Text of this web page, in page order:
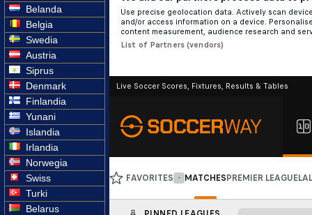
Belanda
Belgia
Swedia
Austria
Siprus
Denmark
Finlandia
Yunani
Islandia
Irlandia
Norwegia
Swiss
Turki
Belarus